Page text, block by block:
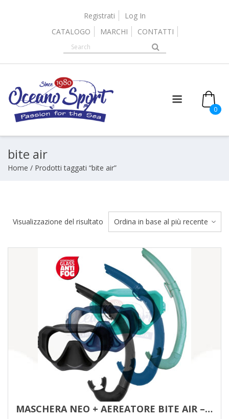
Registrati
Log In
CATALOGO
MARCHI CONTATTI
0
bite air
Home / Prodotti taggati “bite air”
Visualizzazione del risultato
MASCHERA NEO + AEREATORE BITE AIR – ANTIFOG